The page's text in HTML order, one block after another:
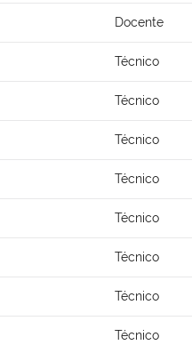
Docente
Técnico
Técnico
Técnico
Técnico
Técnico
Técnico
Técnico
Técnico